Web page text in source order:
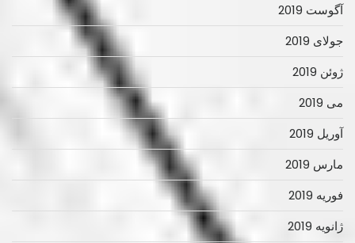
آگوست 2019
جولای 2019
ژوئن 2019
می 2019
آوریل 2019
مارس 2019
فوریه 2019
ژانویه 2019